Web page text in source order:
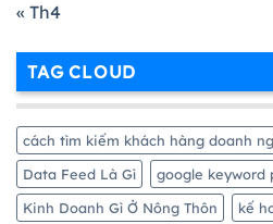
« Th4
TAG CLOUD
cách tìm kiếm khách hàng doanh
Data Feed Là Gì
google keyword
Kinh Doanh Gì Ở Nông Thôn
kế